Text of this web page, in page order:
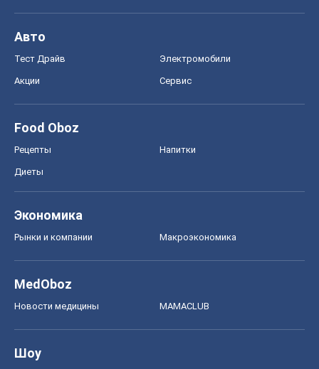
Авто
Тест Драйв Электромобили
Акции Сервис
Food Oboz
Рецепты Напитки
Диеты
Экономика
Рынки и компании Mакроэкономика
MedOboz
Новости медицины MAMACLUB
Шоу